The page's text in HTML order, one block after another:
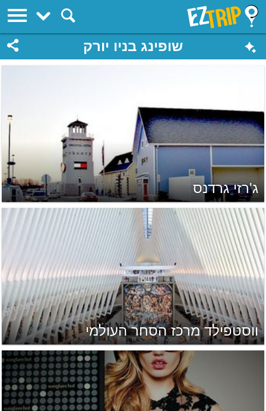
EZTrip
שופינג בניו יורק
ג'רזי גרדנס
ווסטפילד מרכז הסחר העולמי